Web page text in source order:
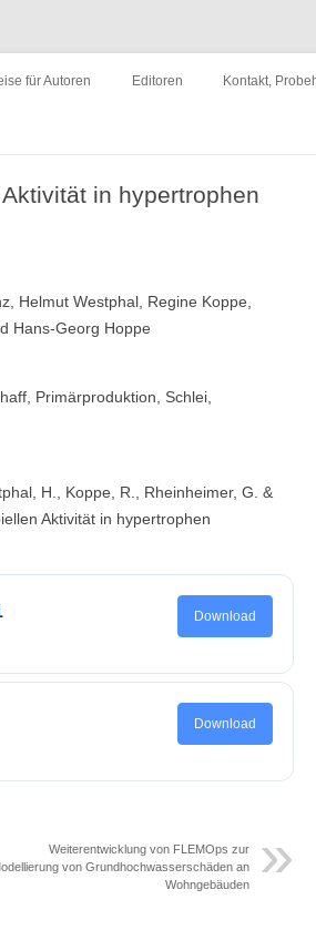
Inhalt
für Autoren Editoren Kontakt,
in hypertrophen
Helmut Westphal, Regine Koppe,
Hans-Georg Hoppe
Primärproduktion, Schlei,
H., Koppe, R., Rheinheimer, G. &
Aktivität in hypertrophen
Download
Download
Weiterentwicklung von FLEMOps zur
von Grundhochwasserschäden an
Wohngebäuden